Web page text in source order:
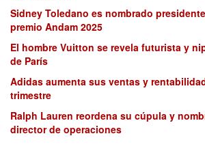
Sidney Toledano es nombrado
premio Andam 2025
El hombre Vuitton se revela futurista y
de París
Adidas aumenta sus ventas y
trimestre
Ralph Lauren reordena su cúpula y
director de operaciones